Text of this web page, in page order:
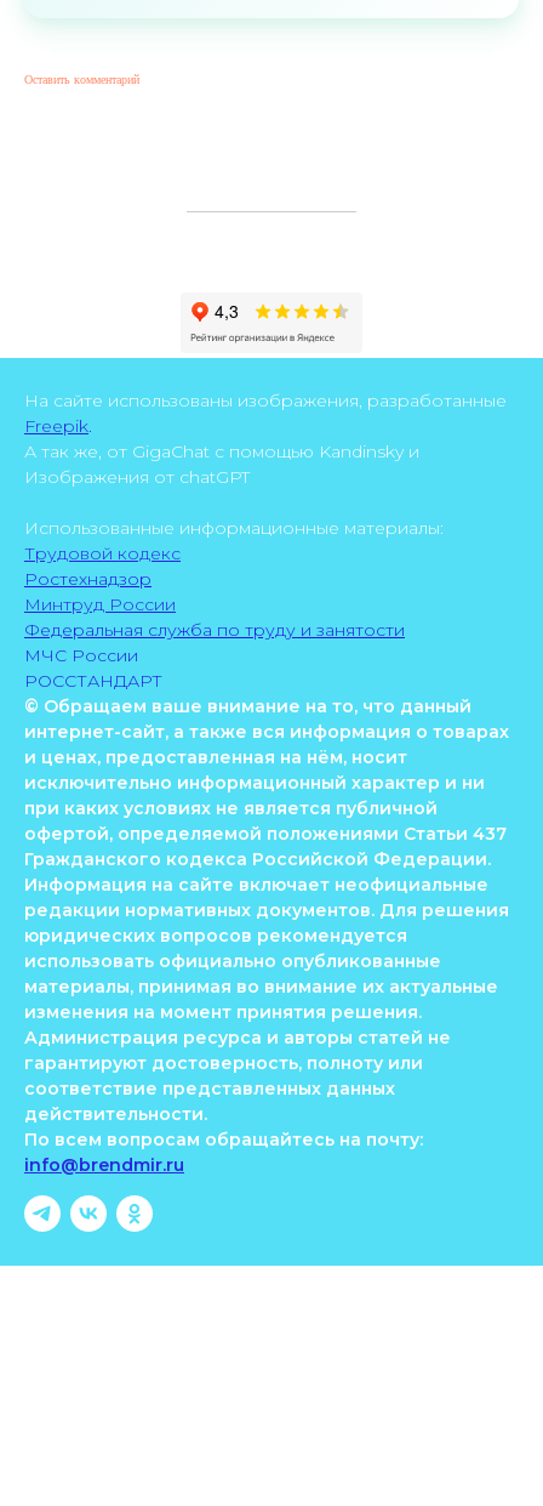
Оставить комментарий
На сайте использованы изображения, разработанные
Freepik.
А так же, от GigaChat с помощью Kandinsky и
Изображения от chatGPT
Использованные информационные материалы:
Трудовой кодекс
Ростехнадзор
Минтруд России
Федеральная служба по труду и занятости
МЧС России
РОССТАНДАРТ
© Обращаем ваше внимание на то, что данный
интернет-сайт, а также вся информация о товарах
и ценах, предоставленная на нём, носит
исключительно информационный характер и ни
при каких условиях не является публичной
офертой, определяемой положениями Статьи 437
Гражданского кодекса Российской Федерации.
Информация на сайте включает неофициальные
редакции нормативных документов. Для решения
юридических вопросов рекомендуется
использовать официально опубликованные
материалы, принимая во внимание их актуальные
изменения на момент принятия решения.
Администрация ресурса и авторы статей не
гарантируют достоверность, полноту или
соответствие представленных данных
действительности.
По всем вопросам обращайтесь на почту:
info@brendmir.ru